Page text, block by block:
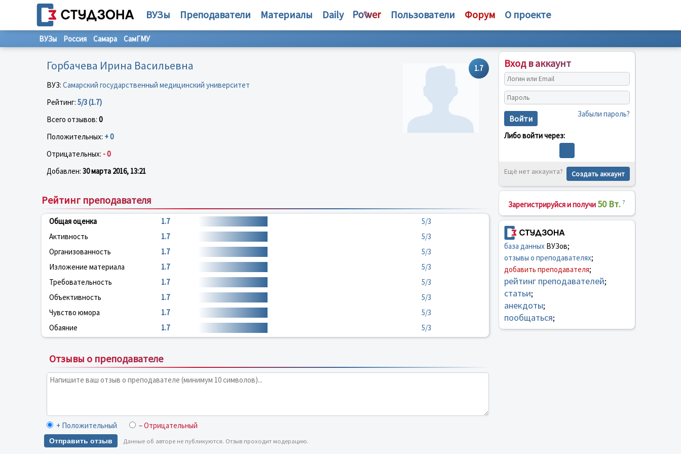
ВУЗы Преподаватели Материалы Daily Пользователи Форум О проекте
ВУЗы Россия Самара СамГМУ
1.7
Горбачева Ирина Васильевна
ВУЗ: Самарский государственный медицинский университет
Рейтинг: 5/3 (1.7)
Всего отзывов: 0
Положительных: + 0
Отрицательных: - 0
Добавлен: 30 марта 2016, 13:21
Рейтинг преподавателя
Общая оценка 1.7
5/3
Активность
1.7
5/3
Организованность
1.7
5/3
Изложение материала
1.7
5/3
Требовательность
1.7
5/3
Объективность
1.7
5/3
Чувство юмора
1.7
5/3
Обаяние
1.7 5/3
Отзывы о преподавателе
+ Положительный – Отрицательный
Отправить отзыв Данные об авторе не публикуются. Отзыв проходит модерацию.
Вход в аккаунт
Войти Забыли пароль?
Либо войти через:
Ещё нет аккаунта? Создать аккаунт
Зарегистрируйся и получи 50 Вт. ?
база данныхВУЗов;
отзывы о преподавателях;
добавить преподавателя;
рейтинг преподавателей;
статьи;
анекдоты;
пообщаться;